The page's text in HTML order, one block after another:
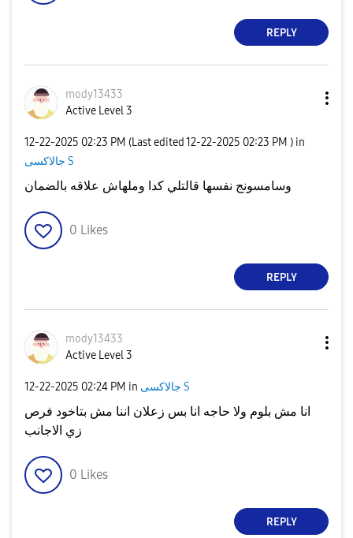
REPLY
mody13433
Active Level 3
‎12-22-2025 02:23 PM (Last edited ‎12-22-2025 02:23 PM ) in
جالاكسى S
وسامسونج نفسها قالتلي كدا وملهاش علاقه بالضمان
0 Likes
REPLY
mody13433
Active Level 3
‎12-22-2025 02:24 PM in جالاكسى S
انا مش بلوم ولا حاجه انا بس زعلان اننا مش بتاخود فرص
زي الاجانب
0 Likes
REPLY